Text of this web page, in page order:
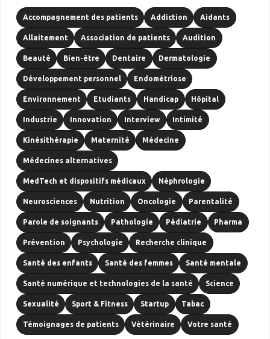
Accompagnement des patients Addiction Aidants
Allaitement Association de patients Audition
Beauté Bien-être Dentaire Dermatologie
Développement personnel Endométriose
Environnement Etudiants Handicap Hôpital
Industrie Innovation Interview Intimité
Kinésithérapie Maternité Médecine
Médecines alternatives
MedTech et dispositifs médicaux Néphrologie
Neurosciences Nutrition Oncologie Parentalité
Parole de soignants Pathologie Pédiatrie Pharma
Prévention Psychologie Recherche clinique
Santé des enfants Santé des femmes Santé mentale
Santé numérique et technologies de la santé Science
Sexualité Sport & Fitness Startup Tabac
Témoignages de patients Vétérinaire Votre santé